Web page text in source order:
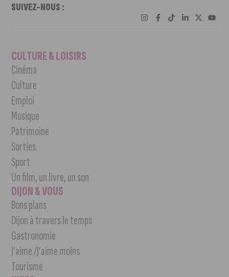
SUIVEZ-NOUS :
CULTURE & LOISIRS
Cinéma
Culture
Emploi
Musique
Patrimoine
Sorties
Sport
Un film, un livre, un son
DIJON & VOUS
Bons plans
Dijon à travers le temps
Gastronomie
J’aime /J’aime moins
Tourisme